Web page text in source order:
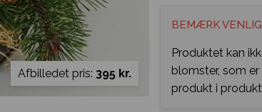
Afbilledet pris: 395 kr.
BEMÆRK
Produktet kan
blomster, som
produkt i